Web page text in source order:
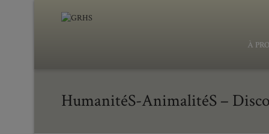
À
HumanitéS-AnimalitéS –